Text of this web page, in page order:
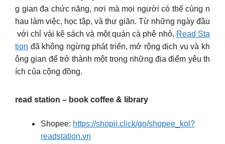
g gian đa chức năng, nơi mà mọi người có thể cùng n
hau làm việc, học tập, và thư giãn. Từ những ngày đầu
với chỉ vài kệ sách và một quán cà phê nhỏ, Read Sta
tion đã không ngừng phát triển, mở rộng dịch vụ và kh
ông gian để trở thành một trong những địa điểm yêu th
ích của cộng đồng.
read station – book coffee & library
Shopee: https://shopii.click/go/shopee_kol?
readstation.vn